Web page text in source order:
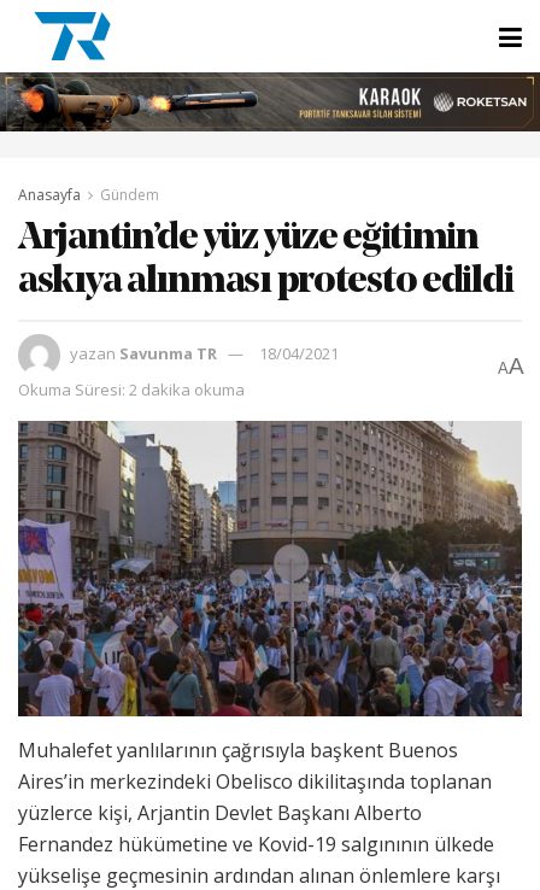
Anasayfa Gündem
Arjantin’de yüz yüze eğitimin
askıya alınması protesto edildi
yazan Savunma TR
18/04/2021
Okuma Süresi: 2 dakika okuma
AA
Muhalefet yanlılarının çağrısıyla başkent Buenos
Aires’in merkezindeki Obelisco dikilitaşında toplanan
yüzlerce kişi, Arjantin Devlet Başkanı Alberto
Fernandez hükümetine ve Kovid-19 salgınının ülkede
yükselişe geçmesinin ardından alınan önlemlere karşı